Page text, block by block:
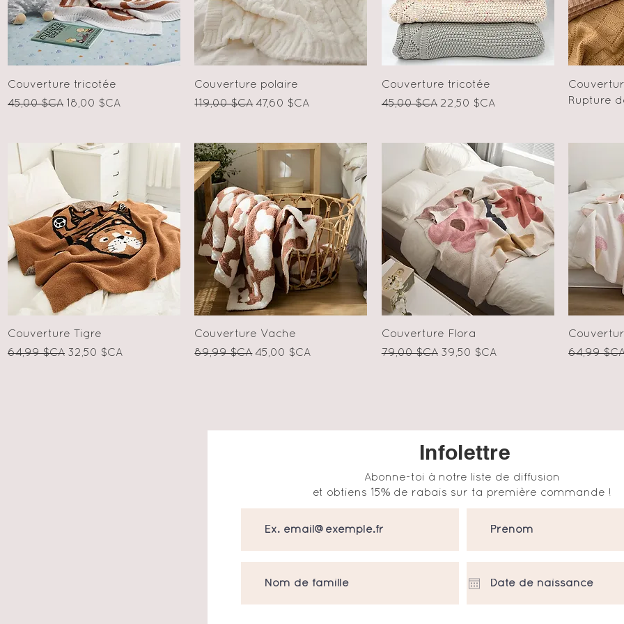
Aperçu rapide
Couverture tricotée
Prix original
45,00 $CA Prix promotionnel
18,00 $CA
Aperçu rapide
Couverture polaire
Prix original
119,00 $CA Prix promotionnel
47,60 $CA
Aperçu rapide
Couverture tricotée
Prix original
45,00 $CA Prix promotionnel
22,50 $CA
Rupture
Aperçu rapide
Couverture Tigre
Prix original
64,99 $CA Prix promotionnel
32,50 $CA
Aperçu rapide
Couverture Vache
Prix original
89,99 $CA Prix promotionnel
45,00 $CA
Aperçu rapide
Couverture Flora
Prix original
79,00 $CA Prix promotionnel
39,50 $CA
Prix
64,99
Infolettre
Abonne-toi à notre liste de diffusion
et obtiens 15% de rabais sur ta première commande !